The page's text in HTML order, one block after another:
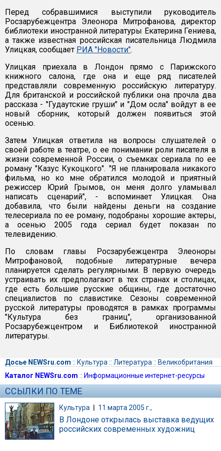
Перед собравшимися выступили руководитель
Росзарубежцентра Элеонора Митрофанова, директор
библиотеки иностранной литературы Екатерина Гениева,
а также известная российская писательница Людмила
Улицкая, сообщает РИА "Новости".
Улицкая приехала в Лондон прямо с Парижского
книжного салона, где она и еще ряд писателей
представляли современную российскую литературу.
Для британской и российской публики она прочла два
рассказа - "Гудаутские груши" и "Дом осла" войдут в ее
новый сборник, который должен появиться этой
осенью.
Затем Улицкая ответила на вопросы слушателей о
своей работе в театре, о ее понимании роли писателя в
жизни современной России, о съемках сериала по ее
роману "Казус Кукоцкого". "Я не планировала никакого
фильма, но ко мне обратился молодой и приятный
режиссер Юрий Грымов, он меня долго уламывал
написать сценарий", - вспоминает Улицкая. Она
добавила, что были найдены деньги на создание
телесериала по ее роману, подобраны хорошие актеры,
а осенью 2005 года сериал будет показан по
телевидению.
По словам главы Росзарубежцентра Элеоноры
Митрофановой, подобные литературные вечера
планируется сделать регулярными. В первую очередь
устраивать их предполагают в тех странах и столицах,
где есть большие русские общины, где достаточно
специалистов по славистике. Сезоны современной
русской литературы проводятся в рамках программы
"Культура без границ", организованной
Росзарубежцентром и Библиотекой иностранной
литературы.
Досье NEWSru.com :: Культура :: Литература :: Великобритания
Каталог NEWSru.com :: Информационные интернет-ресурсы
ССЫЛКИ ПО ТЕМЕ
Культура | 11 марта 2005 г.,
В Лондоне открылась выставка ведущих
российских современных художниц